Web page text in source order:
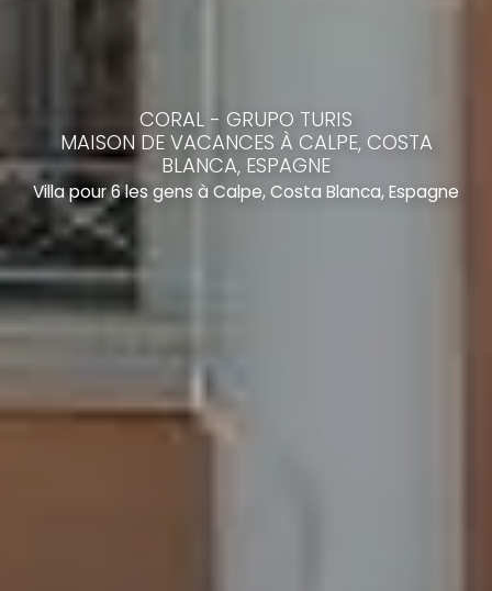
CORAL - GRUPO TURIS
MAISON DE VACANCES À CALPE, COSTA
BLANCA, ESPAGNE
Villa pour 6 les gens à Calpe, Costa Blanca, Espagne